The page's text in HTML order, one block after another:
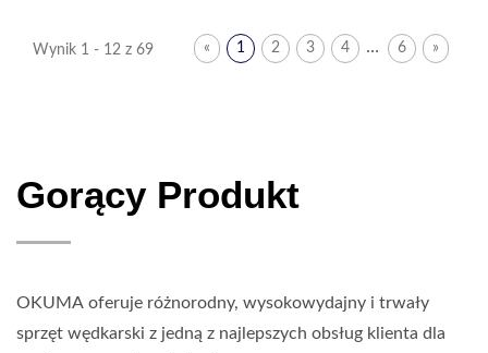
Wynik 1 - 12 z 69 « 1 2 3 4 … 6 »
Gorący Produkt
OKUMA oferuje różnorodny, wysokowydajny i trwały
sprzęt wędkarski z jedną z najlepszych obsług klienta dla